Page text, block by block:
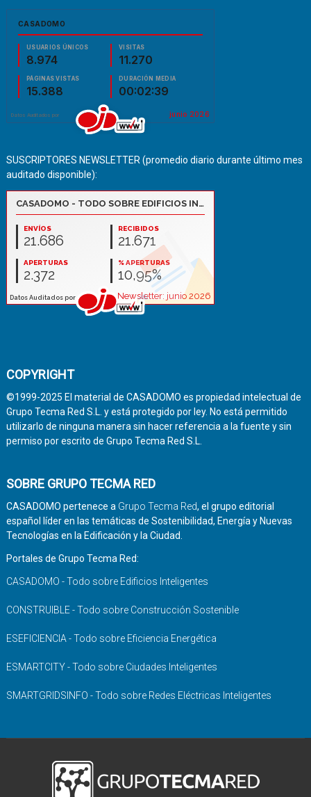
SUSCRIPTORES NEWSLETTER (promedio diario durante último mes
auditado disponible):
COPYRIGHT
©1999-2025 El material de CASADOMO es propiedad intelectual de
Grupo Tecma Red S.L. y está protegido por ley. No está permitido
utilizarlo de ninguna manera sin hacer referencia a la fuente y sin
permiso por escrito de Grupo Tecma Red S.L.
SOBRE GRUPO TECMA RED
CASADOMO pertenece a Grupo Tecma Red, el grupo editorial
español líder en las temáticas de Sostenibilidad, Energía y Nuevas
Tecnologías en la Edificación y la Ciudad.
Portales de Grupo Tecma Red:
CASADOMO - Todo sobre Edificios Inteligentes
CONSTRUIBLE - Todo sobre Construcción Sostenible
ESEFICIENCIA - Todo sobre Eficiencia Energética
ESMARTCITY - Todo sobre Ciudades Inteligentes
SMARTGRIDSINFO - Todo sobre Redes Eléctricas Inteligentes